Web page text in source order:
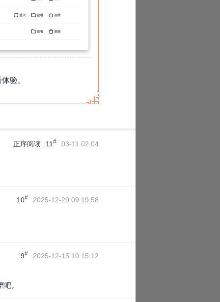
验。
正序阅读 11 # 03-11 02:04
10# 2025-12-29 09:19:58
9# 2025-12-15 10:15:12
。